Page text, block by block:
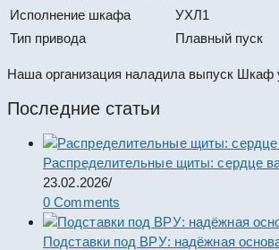
Исполнение шкафа
УХЛ1
Тип привода
Плавный пуск
Наша организация наладила выпуск
Последние статьи
Распределительные щиты: сердце
23.02.2026/
0 Comments
Подставки под ВРУ: надёжная